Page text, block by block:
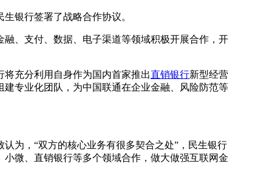
银行签署了战略合作协议。
、支付、数据、电子渠道等领域积极开展合作，开
充分利用自身作为国内首家推出直销银行新型经营
专业化团队，为中国联通在企业金融、风险防范等
为，“双方的核心业务有很多契合之处”，民生银行
微、直销银行等多个领域合作，做大做强互联网金